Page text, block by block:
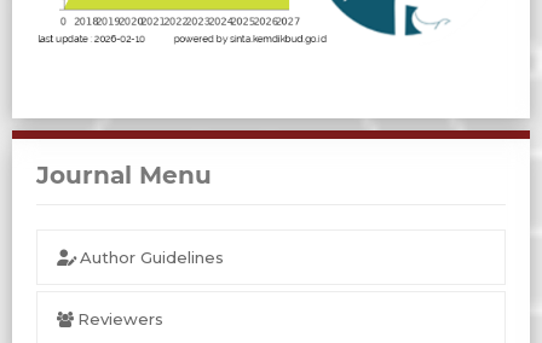
Journal Menu
Author Guidelines
Reviewers